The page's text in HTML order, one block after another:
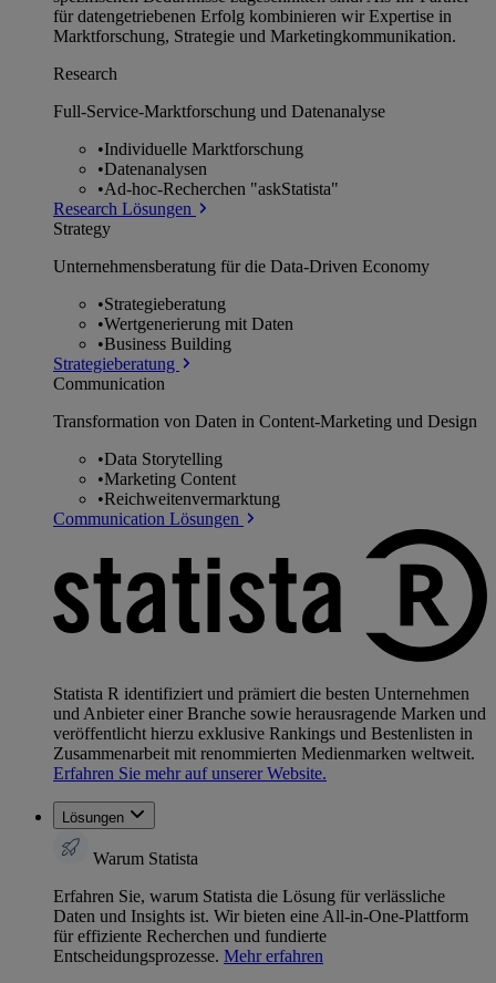
für datengetriebenen Erfolg kombinieren wir Expertise in
Marktforschung, Strategie und Marketingkommunikation.
Research
Full-Service-Marktforschung und Datenanalyse
•Individuelle Marktforschung
•Datenanalysen
•Ad-hoc-Recherchen "askStatista"
Research Lösungen
Strategy
Unternehmens­beratung für die Data-Driven Economy
•Strategieberatung
•Wertgenerierung mit Daten
•Business Building
Strategieberatung
Communication
Transformation von Daten in Content-Marketing und Design
•Data Storytelling
•Marketing Content
•Reichweitenvermarktung
Communication Lösungen
Statista R identifiziert und prämiert die besten Unternehmen
und Anbieter einer Branche sowie herausragende Marken und
veröffentlicht hierzu exklusive Rankings und Bestenlisten in
Zusammenarbeit mit renommierten Medienmarken weltweit.
Erfahren Sie mehr auf unserer Website.
Lösungen
Warum Statista
Erfahren Sie, warum Statista die Lösung für verlässliche
Daten und Insights ist. Wir bieten eine All-in-One-Plattform
für effiziente Recherchen und fundierte
Entscheidungsprozesse. Mehr erfahren